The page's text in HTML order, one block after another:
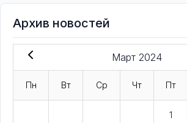
Архив новостей
Март 2024
Пн Вт Ср Чт Пт
1